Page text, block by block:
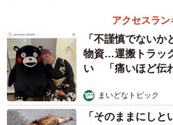
アクセスラン
「不謹慎でない
物資…運搬トラッ
い 「痛いほど伝
まいどなトピック
「そのままにし